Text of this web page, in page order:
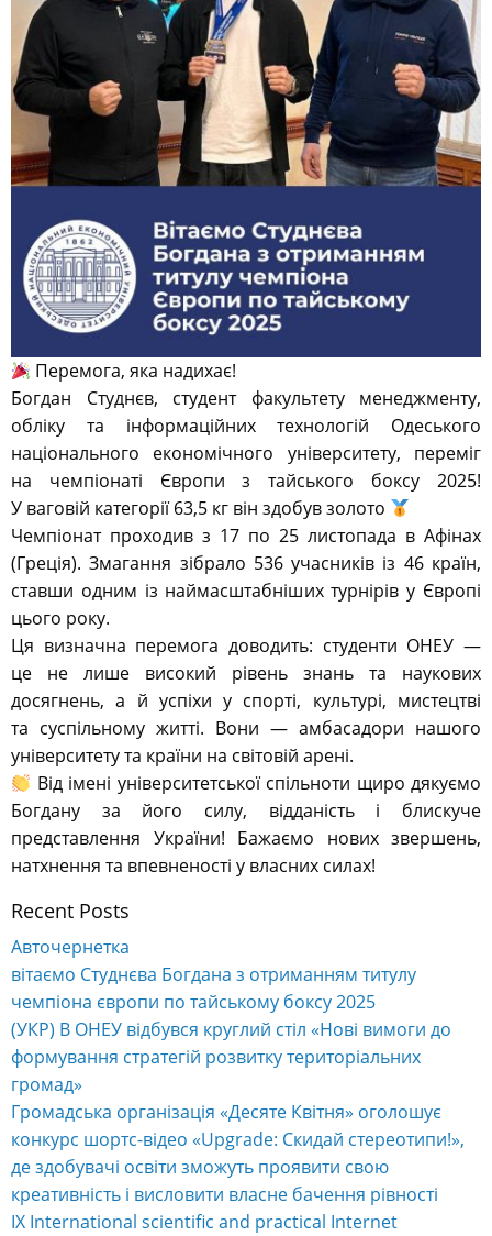
Перемога, яка надихає!
Богдан Студнєв, студент факультету менеджменту,
обліку та інформаційних технологій Одеського
національного економічного університету, переміг
на чемпіонаті Європи з тайського боксу 2025!
У ваговій категорії 63,5 кг він здобув золото
Чемпіонат проходив з 17 по 25 листопада в Афінах
(Греція). Змагання зібрало 536 учасників із 46 країн,
ставши одним із наймасштабніших турнірів у Європі
цього року.
Ця визначна перемога доводить: студенти ОНЕУ —
це не лише високий рівень знань та наукових
досягнень, а й успіхи у спорті, культурі, мистецтві
та суспільному житті. Вони — амбасадори нашого
університету та країни на світовій арені.
Від імені університетської спільноти щиро дякуємо
Богдану за його силу, відданість і блискуче
представлення України! Бажаємо нових звершень,
натхнення та впевненості у власних силах!
Recent Posts
Авточернетка
вітаємо Студнєва Богдана з отриманням титулу
чемпіона європи по тайському боксу 2025
(УКР) В ОНЕУ відбувся круглий стіл «Нові вимоги до
формування стратегій розвитку територіальних
громад»
Громадська організація «Десяте Квітня» оголошує
конкурс шортс-відео «Upgrade: Скидай стереотипи!»,
де здобувачі освіти зможуть проявити свою
креативність і висловити власне бачення рівності
IX International scientific and practical Internet